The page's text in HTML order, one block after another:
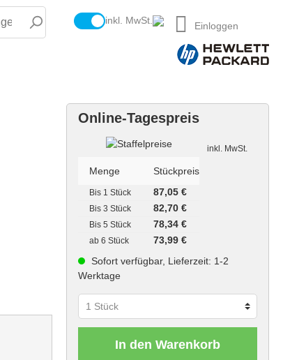
inkl. MwSt. Einloggen
Online-Tagespreis
Staffelpreise
Menge Stückpreis
Bis 1 Stück 87,05 €
Bis 3 Stück 82,70 €
Bis 5 Stück 78,34 €
ab 6 Stück 73,99 €
inkl. MwSt.
Sofort verfügbar, Lieferzeit: 1-2
Werktage
In den Warenkorb